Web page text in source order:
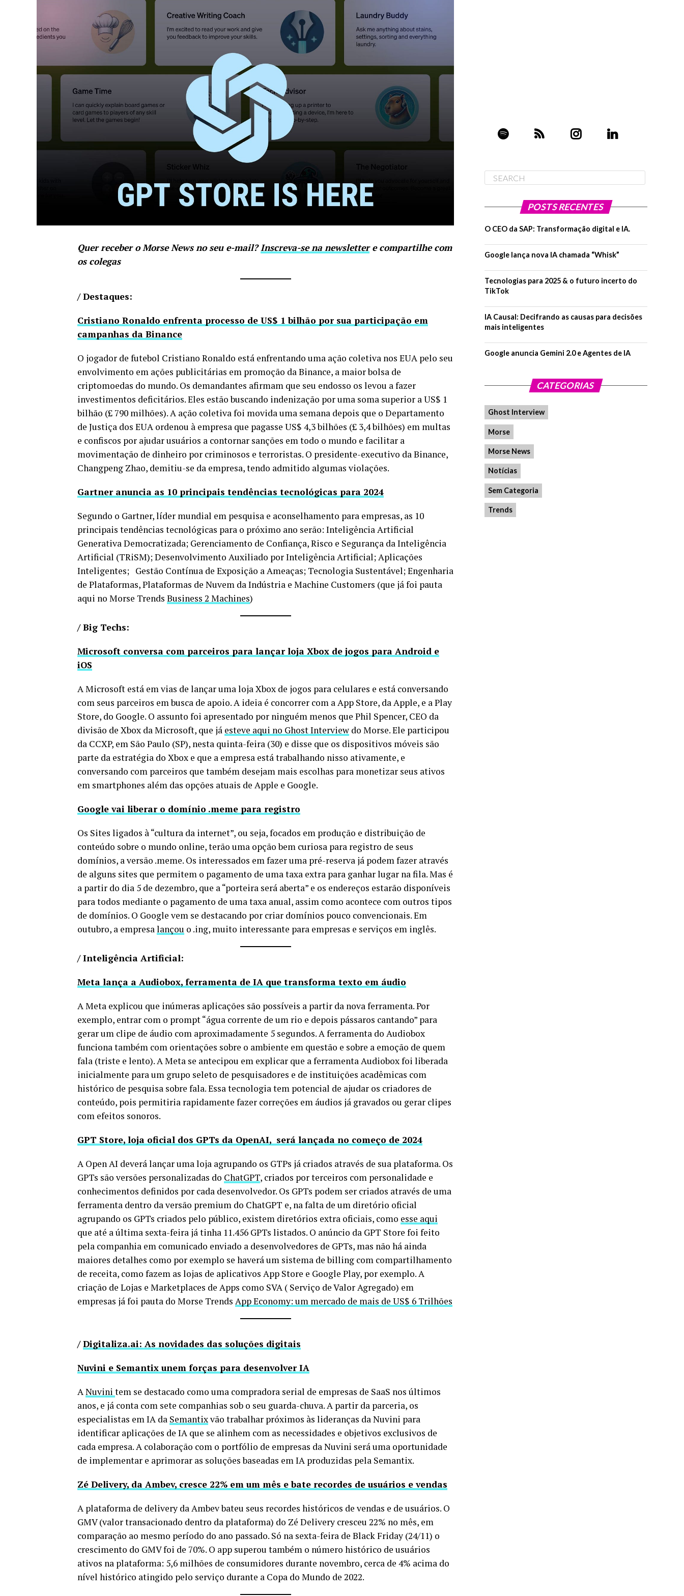
Quer receber o Morse News no seu e-mail? Inscreva-se na newslettere compartilhe com
os colegas
/ Destaques:
Cristiano Ronaldo enfrenta processo de US$ 1 bilhão por sua participação em
campanhas da Binance
O jogador de futebol Cristiano Ronaldo está enfrentando uma ação coletiva nos EUA pelo seu
envolvimento em ações publicitárias em promoção da Binance, a maior bolsa de
criptomoedas do mundo. Os demandantes afirmam que seu endosso os levou a fazer
investimentos deficitários. Eles estão buscando indenização por uma soma superior a US$ 1
bilhão (£ 790 milhões). A ação coletiva foi movida uma semana depois que o Departamento
de Justiça dos EUA ordenou à empresa que pagasse US$ 4,3 bilhões (£ 3,4 bilhões) em multas
e confiscos por ajudar usuários a contornar sanções em todo o mundo e facilitar a
movimentação de dinheiro por criminosos e terroristas. O presidente-executivo da Binance,
Changpeng Zhao, demitiu-se da empresa, tendo admitido algumas violações.
Gartner anuncia as 10 principais tendências tecnológicas para 2024
Segundo o Gartner, líder mundial em pesquisa e aconselhamento para empresas, as 10
principais tendências tecnológicas para o próximo ano serão: Inteligência Artificial
Generativa Democratizada; Gerenciamento de Confiança, Risco e Segurança da Inteligência
Artificial (TRiSM); Desenvolvimento Auxiliado por Inteligência Artificial; Aplicações
Inteligentes; Gestão Contínua de Exposição a Ameaças; Tecnologia Sustentável; Engenharia
de Plataformas, Plataformas de Nuvem da Indústria e Machine Customers (que já foi pauta
aqui no Morse Trends Business 2 Machines)
/ Big Techs:
Microsoft conversa com parceiros para lançar loja Xbox de jogos para Android e
iOS
A Microsoft está em vias de lançar uma loja Xbox de jogos para celulares e está conversando
com seus parceiros em busca de apoio. A ideia é concorrer com a App Store, da Apple, e a Play
Store, do Google. O assunto foi apresentado por ninguém menos que Phil Spencer, CEO da
divisão de Xbox da Microsoft, que já esteve aqui no Ghost Interview do Morse. Ele participou
da CCXP, em São Paulo (SP), nesta quinta-feira (30) e disse que os dispositivos móveis são
parte da estratégia do Xbox e que a empresa está trabalhando nisso ativamente, e
conversando com parceiros que também desejam mais escolhas para monetizar seus ativos
em smartphones além das opções atuais de Apple e Google.
Google vai liberar o domínio .meme para registro
Os Sites ligados à “cultura da internet”, ou seja, focados em produção e distribuição de
conteúdo sobre o mundo online, terão uma opção bem curiosa para registro de seus
domínios, a versão .meme. Os interessados em fazer uma pré-reserva já podem fazer através
de alguns sites que permitem o pagamento de uma taxa extra para ganhar lugar na fila. Mas é
a partir do dia 5 de dezembro, que a “porteira será aberta” e os endereços estarão disponíveis
para todos mediante o pagamento de uma taxa anual, assim como acontece com outros tipos
de domínios. O Google vem se destacando por criar domínios pouco convencionais. Em
outubro, a empresa lançou o .ing, muito interessante para empresas e serviços em inglês.
/ Inteligência Artificial:
Meta lança a Audiobox, ferramenta de IA que transforma texto em áudio
A Meta explicou que inúmeras aplicações são possíveis a partir da nova ferramenta. Por
exemplo, entrar com o prompt “água corrente de um rio e depois pássaros cantando” para
gerar um clipe de áudio com aproximadamente 5 segundos. A ferramenta do Audiobox
funciona também com orientações sobre o ambiente em questão e sobre a emoção de quem
fala (triste e lento). A Meta se antecipou em explicar que a ferramenta Audiobox foi liberada
inicialmente para um grupo seleto de pesquisadores e de instituições acadêmicas com
histórico de pesquisa sobre fala. Essa tecnologia tem potencial de ajudar os criadores de
conteúdo, pois permitiria rapidamente fazer correções em áudios já gravados ou gerar clipes
com efeitos sonoros.
GPT Store, loja oficial dos GPTs da OpenAI, será lançada no começo de 2024
A Open AI deverá lançar uma loja agrupando os GTPs já criados através de sua plataforma. Os
GPTs são versões personalizadas do ChatGPT, criados por terceiros com personalidade e
conhecimentos definidos por cada desenvolvedor. Os GPTs podem ser criados através de uma
ferramenta dentro da versão premium do ChatGPT e, na falta de um diretório oficial
agrupando os GPTs criados pelo público, existem diretórios extra oficiais, como esse aqui
que até a última sexta-feira já tinha 11.456 GPTs listados. O anúncio da GPT Store foi feito
pela companhia em comunicado enviado a desenvolvedores de GPTs, mas não há ainda
maiores detalhes como por exemplo se haverá um sistema de billing com compartilhamento
de receita, como fazem as lojas de aplicativos App Store e Google Play, por exemplo. A
criação de Lojas e Marketplaces de Apps como SVA ( Serviço de Valor Agregado) em
empresas já foi pauta do Morse Trends App Economy: um mercado de mais de US$ 6 Trilhões
/Digitaliza.ai: As novidades das soluções digitais
Nuvini e Semantix unem forças para desenvolver IA
A Nuvini tem se destacado como uma compradora serial de empresas de SaaS nos últimos
anos, e já conta com sete companhias sob o seu guarda-chuva. A partir da parceria, os
especialistas em IA da Semantixvão trabalhar próximos às lideranças da Nuvini para
identificar aplicações de IA que se alinhem com as necessidades e objetivos exclusivos de
cada empresa. A colaboração com o portfólio de empresas da Nuvini será uma oportunidade
de implementar e aprimorar as soluções baseadas em IA produzidas pela Semantix.
Zé Delivery, da Ambev, cresce 22% em um mês e bate recordes de usuários e vendas
A plataforma de delivery da Ambev bateu seus recordes históricos de vendas e de usuários. O
GMV (valor transacionado dentro da plataforma) do Zé Delivery cresceu 22% no mês, em
comparação ao mesmo período do ano passado. Só na sexta-feira de Black Friday (24/11) o
crescimento do GMV foi de 70%. O app superou também o número histórico de usuários
ativos na plataforma: 5,6 milhões de consumidores durante novembro, cerca de 4% acima do
nível histórico atingido pelo serviço durante a Copa do Mundo de 2022.
POSTS RECENTES
O CEO da SAP: Transformação digital e IA.
Google lança nova IA chamada “Whisk”
Tecnologias para 2025 & o futuro incerto do
TikTok
IA Causal: Decifrando as causas para decisões
mais inteligentes
Google anuncia Gemini 2.0 e Agentes de IA
CATEGORIAS
Ghost Interview
Morse
Morse News
Notícias
Sem Categoria
Trends